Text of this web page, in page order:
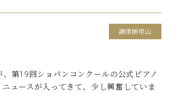
音楽教室
お問い合わせ
調律師尾山
第19回ショパンコンクールの公式ピアノ
ュースが入ってきて、少し興奮していま